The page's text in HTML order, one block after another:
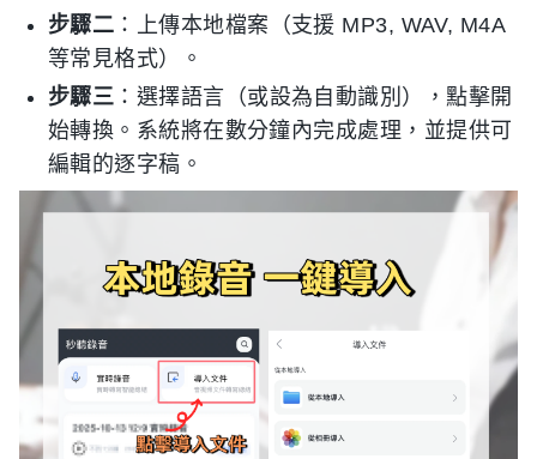
步驟二 ：上傳本地檔案（支援 MP3, WAV, M4A
等常見格式）。
步驟三 ：選擇語言（或設為自動識別），點擊開
始轉換。系統將在數分鐘內完成處理，並提供可
編輯的逐字稿。